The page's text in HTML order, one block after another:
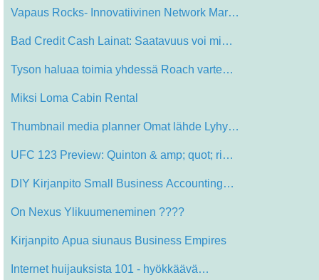
Vapaus Rocks- Innovatiivinen Network Mar…
Bad Credit Cash Lainat: Saatavuus voi mi…
Tyson haluaa toimia yhdessä Roach varte…
Miksi Loma Cabin Rental
Thumbnail media planner Omat lähde Lyhy…
UFC 123 Preview: Quinton & amp; quot; ri…
DIY Kirjanpito Small Business Accounting…
On Nexus Ylikuumeneminen ????
Kirjanpito Apua siunaus Business Empires
Internet huijauksista 101 - hyökkäävä…